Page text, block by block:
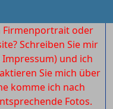
Firmenportrait oder
Schreiben Sie mir
Impressum) und ich
Sie mich über
komme ich nach
Fotos.